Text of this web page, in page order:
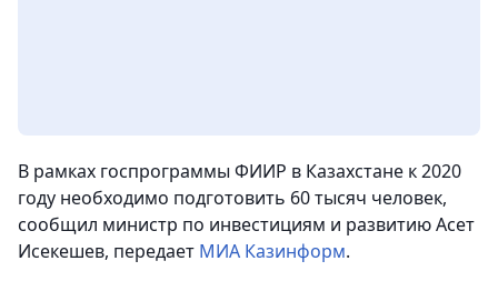
В рамках госпрограммы ФИИР в Казахстане к 2020
году необходимо подготовить 60 тысяч человек,
сообщил министр по инвестициям и развитию Асет
Исекешев, передает МИА Казинформ.